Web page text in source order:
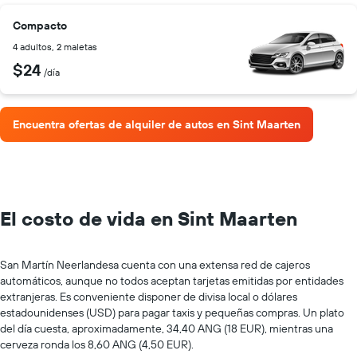
Compacto
4 adultos, 2 maletas
$24 /día
Encuentra ofertas de alquiler de autos en Sint Maarten
El costo de vida en Sint Maarten
San Martín Neerlandesa cuenta con una extensa red de cajeros
automáticos, aunque no todos aceptan tarjetas emitidas por entidades
extranjeras. Es conveniente disponer de divisa local o dólares
estadounidenses (USD) para pagar taxis y pequeñas compras. Un plato
del día cuesta, aproximadamente, 34,40 ANG (18 EUR), mientras una
cerveza ronda los 8,60 ANG (4,50 EUR).